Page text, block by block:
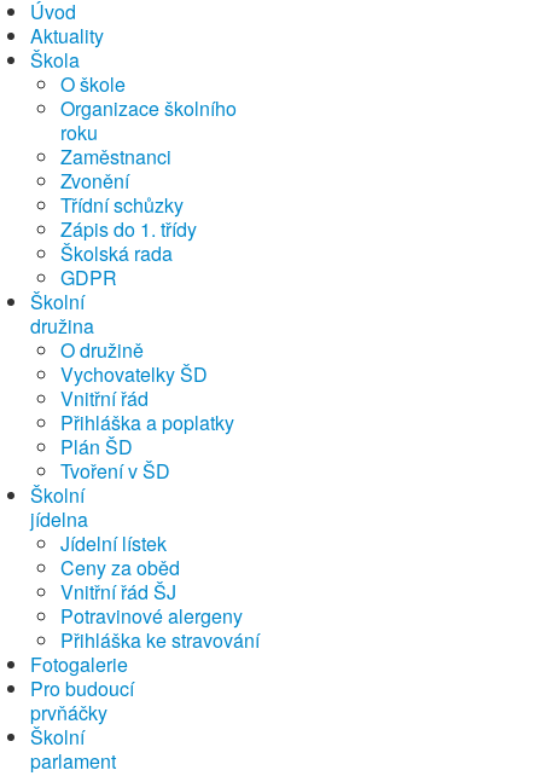
Úvod
Aktuality
Škola
O škole
Organizace školního
roku
Zaměstnanci
Zvonění
Třídní schůzky
Zápis do 1. třídy
Školská rada
GDPR
Školní
družina
O družině
Vychovatelky ŠD
Vnitřní řád
Přihláška a poplatky
Plán ŠD
Tvoření v ŠD
Školní
jídelna
Jídelní lístek
Ceny za oběd
Vnitřní řád ŠJ
Potravinové alergeny
Přihláška ke stravování
Fotogalerie
Pro budoucí
prvňáčky
Školní
parlament